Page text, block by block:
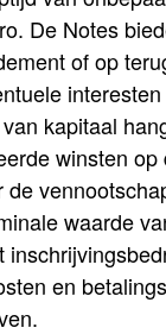
De Notes
of op
kapitaal
winsten op
de
waarde
en